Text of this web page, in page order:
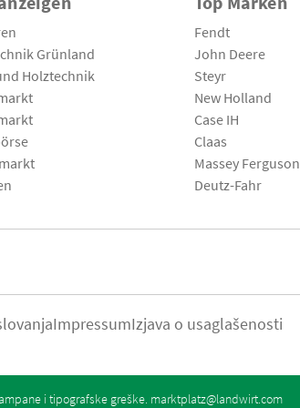
Grünland
Holztechnik
Fendt
John Deere
Steyr
New Holland
Case IH
Claas
Massey Ferguson
Deutz-Fahr
ImpressumIzjava o usaglašenosti
i tipografske greške. marktplatz@landwirt.com